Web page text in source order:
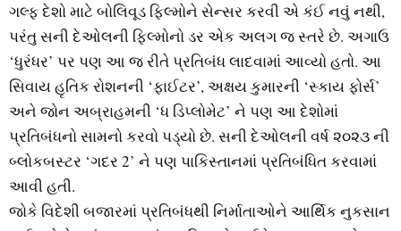
ગલ્ફ દેશો માટે બોલિવૂડ ફિલ્મોને સેન્સર કરવી એ કંઈ નવું નથી,
પરંતુ સની દેઓલની ફિલ્મોનો ડર એક અલગ જ સ્તરે છે. અગાઉ
‘ધુરંધર’ પર પણ આ જ રીતે પ્રતિબંધ લાદવામાં આવ્યો હતો. આ
સિવાય હૃતિક રોશનની ‘ફાઈટર’, અક્ષય કુમારની ‘સ્કાય ફોર્સ’
અને જોન અબ્રાહમની ‘ધ ડિપ્લોમેટ’ ને પણ આ દેશોમાં
પ્રતિબંધનો સામનો કરવો પડ્યો છે. સની દેઓલની વર્ષ ૨૦૨૩ ની
બ્લોકબસ્ટર ‘ગદર 2’ ને પણ પાકિસ્તાનમાં પ્રતિબંધિત કરવામાં
આવી હતી.
જોકે વિદેશી બજારમાં પ્રતિબંધથી નિર્માતાઓને આર્થિક નુકસાન